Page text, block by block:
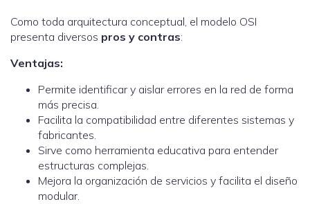
Como toda arquitectura conceptual, el modelo OSI
presenta diversos pros y contras:
Ventajas:
Permite identificar y aislar errores en la red de forma
más precisa.
Facilita la compatibilidad entre diferentes sistemas y
fabricantes.
Sirve como herramienta educativa para entender
estructuras complejas.
Mejora la organización de servicios y facilita el diseño
modular.